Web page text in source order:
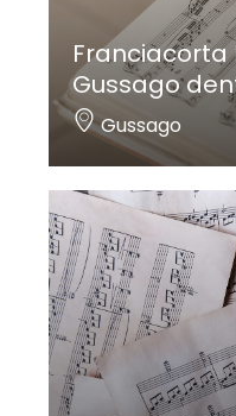
Franciacorta
Gussago
Gussago